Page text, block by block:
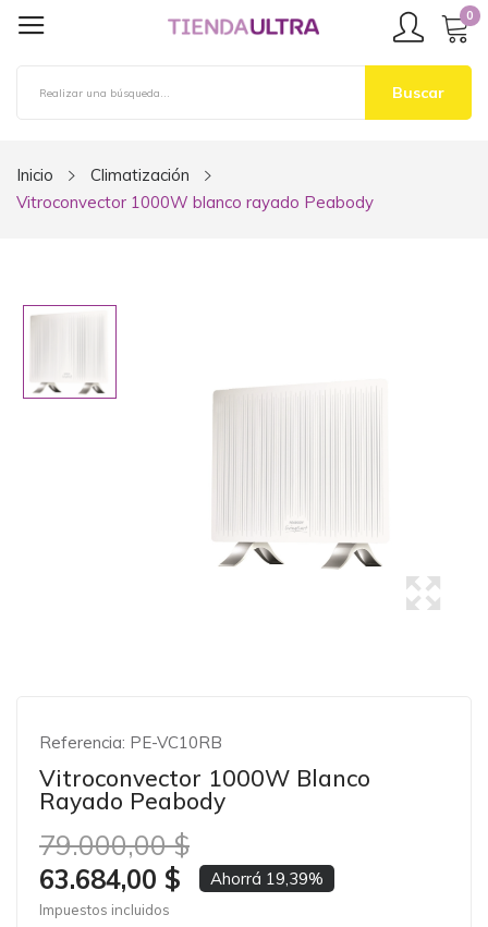
0
Buscar
Inicio
Climatización
Vitroconvector 1000W blanco rayado Peabody
Referencia: PE-VC10RB
Vitroconvector 1000W Blanco
Rayado Peabody
79.000,00 $
63.684,00 $ Ahorrá 19,39%
Impuestos incluidos